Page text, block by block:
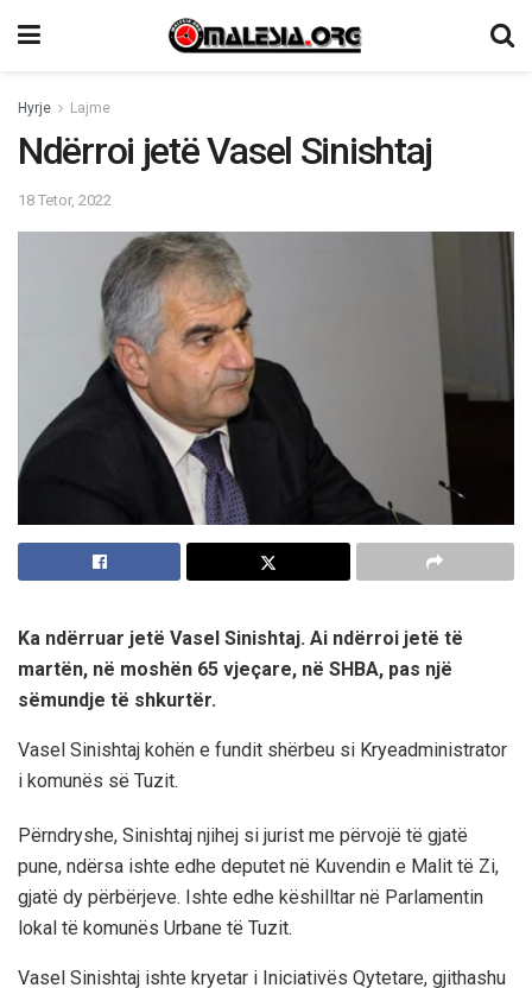
Hyrje Lajme
Ndërroi jetë Vasel Sinishtaj
18 Tetor, 2022
Ka ndërruar jetë Vasel Sinishtaj. Ai ndërroi jetë të
martën, në moshën 65 vjeçare, në SHBA, pas një
sëmundje të shkurtër.
Vasel Sinishtaj kohën e fundit shërbeu si Kryeadministrator
i komunës së Tuzit.
Përndryshe, Sinishtaj njihej si jurist me përvojë të gjatë
pune, ndërsa ishte edhe deputet në Kuvendin e Malit të Zi,
gjatë dy përbërjeve. Ishte edhe këshilltar në Parlamentin
lokal të komunës Urbane të Tuzit.
Vasel Sinishtaj ishte kryetar i Iniciativës Qytetare, gjithashu